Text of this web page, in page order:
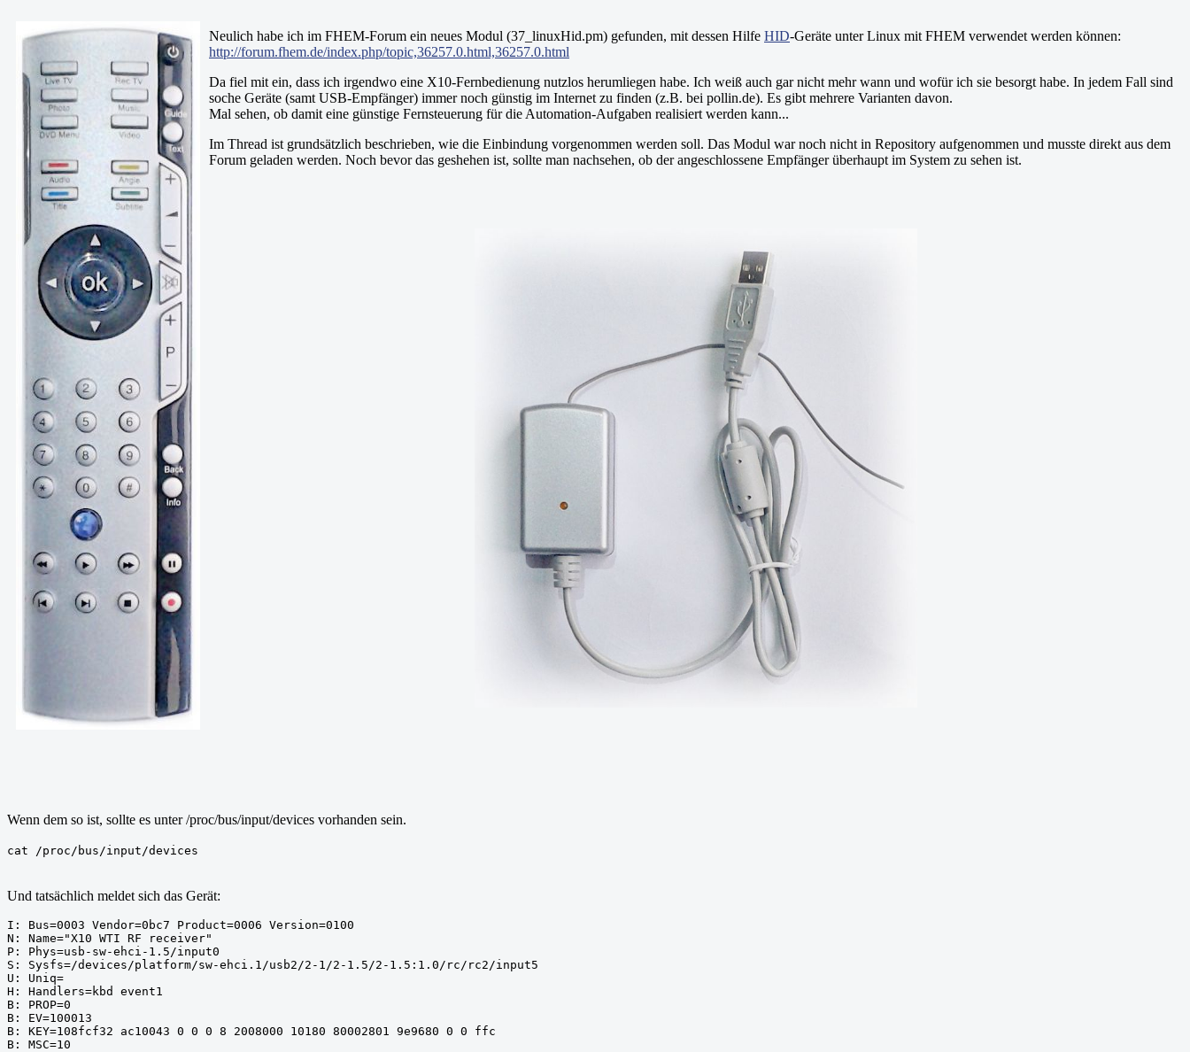
Neulich habe ich im FHEM-Forum ein neues Modul (37_linuxHid.pm) gefunden, mit dessen Hilfe HID-Geräte unter Linux mit FHEM verwendet werden können:
http://forum.fhem.de/index.php/topic,36257.0.html,36257.0.html
Da fiel mit ein, dass ich irgendwo eine X10-Fernbedienung nutzlos herumliegen habe. Ich weiß auch gar nicht mehr wann und wofür ich sie besorgt habe. In jedem Fall sind
soche Geräte (samt USB-Empfänger) immer noch günstig im Internet zu finden (z.B. bei pollin.de). Es gibt mehrere Varianten davon.
Mal sehen, ob damit eine günstige Fernsteuerung für die Automation-Aufgaben realisiert werden kann...
Im Thread ist grundsätzlich beschrieben, wie die Einbindung vorgenommen werden soll. Das Modul war noch nicht in Repository aufgenommen und musste direkt aus dem
Forum geladen werden. Noch bevor das geshehen ist, sollte man nachsehen, ob der angeschlossene Empfänger überhaupt im System zu sehen ist.
Wenn dem so ist, sollte es unter /proc/bus/input/devices vorhanden sein.
cat /proc/bus/input/devices
Und tatsächlich meldet sich das Gerät:
I: Bus=0003 Vendor=0bc7 Product=0006 Version=0100
N: Name="X10 WTI RF receiver"
P: Phys=usb-sw-ehci-1.5/input0
S: Sysfs=/devices/platform/sw-ehci.1/usb2/2-1/2-1.5/2-1.5:1.0/rc/rc2/input5
U: Uniq=
H: Handlers=kbd event1
B: PROP=0
B: EV=100013
B: KEY=108fcf32 ac10043 0 0 0 8 2008000 10180 80002801 9e9680 0 0 ffc
B: MSC=10